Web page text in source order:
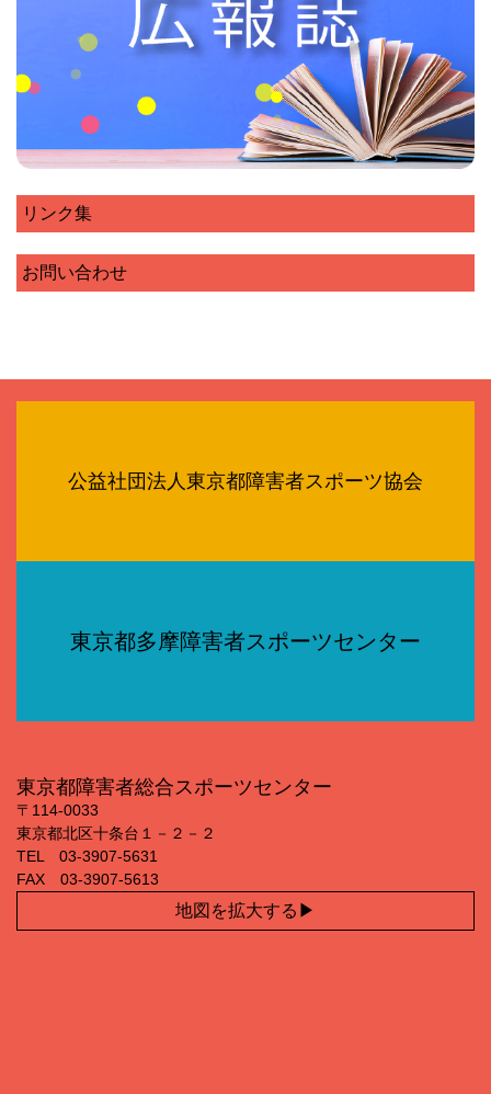
リンク集
お問い合わせ
公益社団法人東京都障害者スポーツ協会
東京都多摩障害者スポーツセンター
東京都障害者総合スポーツセンター
〒114‐0033
東京都北区十条台１－２－２
TEL 03‐3907‐5631
FAX 03‐3907‐5613
地図を拡大する